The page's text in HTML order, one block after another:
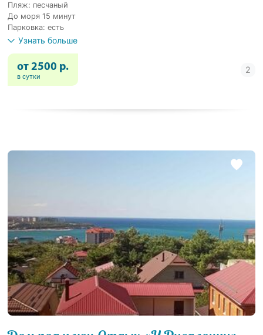
Пляж: песчаный
До моря 15 минут
Парковка: есть
Узнать больше
от 2500 р.
в сутки